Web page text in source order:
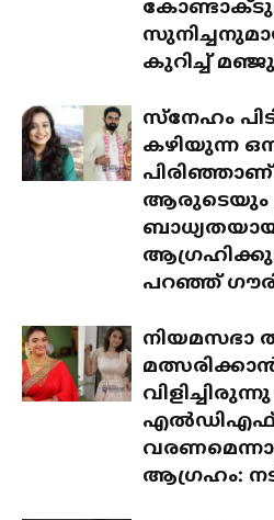
കുറിച്ച്
സ്‌നേഹം
കഴിയുന്ന
ആരുടെയും
പറഞ്ഞ്
നിയമസഭാ
മത്സരിക്കാൻ
എൽഡിഎഫ്
ആഗ്രഹം: